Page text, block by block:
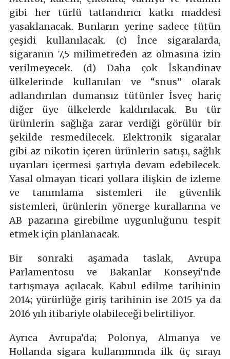
gibi her türlü tatlandırıcı katkı maddesi
yasaklanacak. Bunların yerine sadece tütün
çeşidi kullanılacak. (c) İnce sigaralarda,
sigaranın 7,5 milimetreden az olmasına izin
verilmeyecek. (d) Daha çok İskandinav
ülkelerinde kullanılan ve “snus” olarak
adlandırılan dumansız tütünler İsveç hariç
diğer üye ülkelerde kaldırılacak. Bu tür
ürünlerin sağlığa zarar verdiği görülür bir
şekilde resmedilecek. Elektronik sigaralar
gibi az nikotin içeren ürünlerin satışı, sağlık
uyarıları içermesi şartıyla devam edebilecek.
Yasal olmayan ticari yollara ilişkin de izleme
ve tanımlama sistemleri ile güvenlik
sistemleri, ürünlerin yönerge kurallarına ve
AB pazarına girebilme uygunluğunu tespit
etmek için planlanacak.
Bir sonraki aşamada taslak, Avrupa
Parlamentosu ve Bakanlar Konseyi’nde
tartışmaya açılacak. Kabul edilme tarihinin
2014; yürürlüğe giriş tarihinin ise 2015 ya da
2016 yılı itibariyle olabileceği belirtiliyor.
Ayrıca Avrupa’da; Polonya, Almanya ve
Hollanda sigara kullanımında ilk üç sırayı